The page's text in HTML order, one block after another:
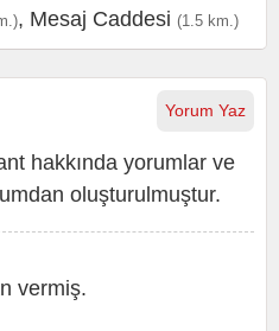
, Mesaj Caddesi (1.5 km.)
Yorum Yaz
hakkında yorumlar ve
oluşturulmuştur.
vermiş.